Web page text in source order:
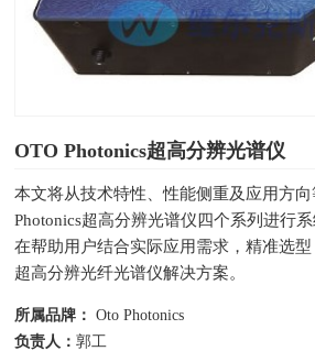
OTO Photonics超高分辨光谱仪
本文将从技术特性、性能侧重及应用方
Photonics超高分辨光谱仪四个系列进行
在帮助用户结合实际应用需求，精准选
超高分辨光纤光谱仪解决方案。
所属品牌： Oto Photonics
负责人：郭工